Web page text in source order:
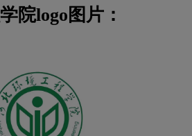
院logo图片：